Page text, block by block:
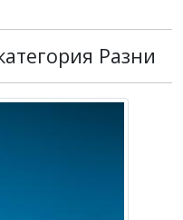
Разни